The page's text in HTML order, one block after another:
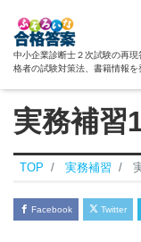
中小企業診断士２次試験の再
格者の試験対策法、書籍情報を
実務補習
TOP 実務補習
Facebook Twitter